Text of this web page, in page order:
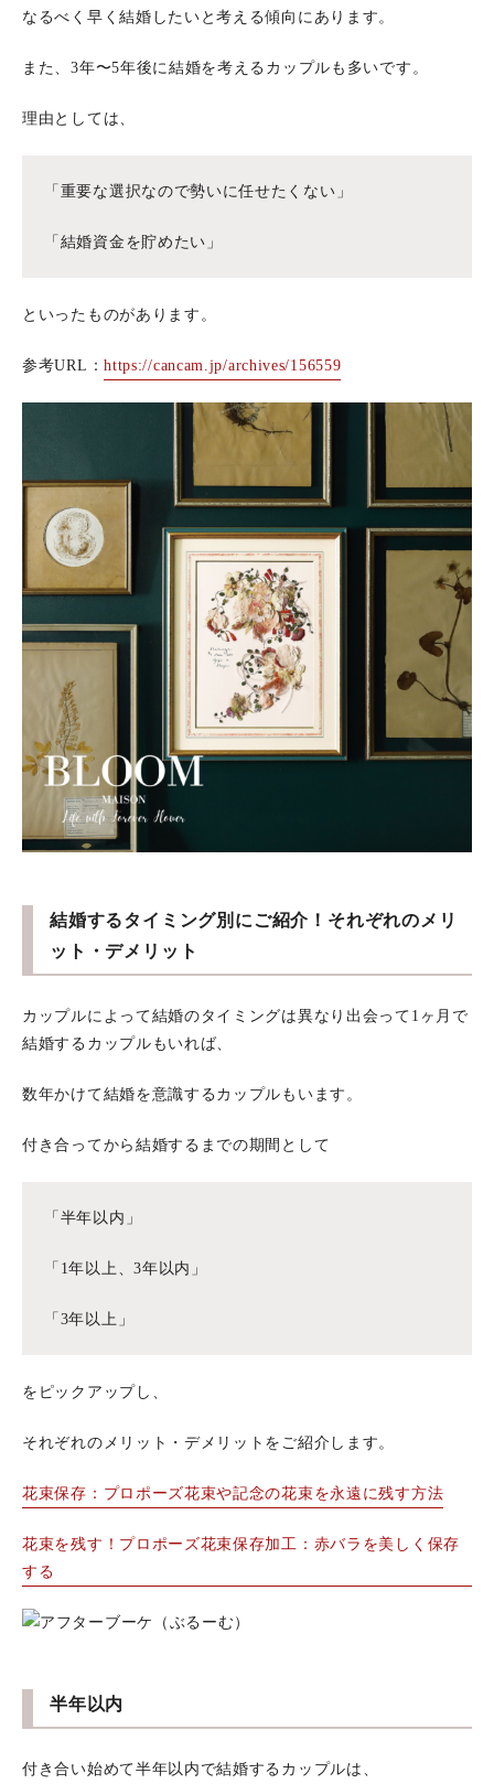
なるべく早く結婚したいと考える傾向にあります。
また、3年〜5年後に結婚を考えるカップルも多いです。
理由としては、
「重要な選択なので勢いに任せたくない」
「結婚資金を貯めたい」
といったものがあります。
参考URL：https://cancam.jp/archives/156559
結婚するタイミング別にご紹介！それぞれのメリ
ット・デメリット
カップルによって結婚のタイミングは異なり出会って1ヶ月で
結婚するカップルもいれば、
数年かけて結婚を意識するカップルもいます。
付き合ってから結婚するまでの期間として
「半年以内」
「1年以上、3年以内」
「3年以上」
をピックアップし、
それぞれのメリット・デメリットをご紹介します。
花束保存：プロポーズ花束や記念の花束を永遠に残す方法
花束を残す！プロポーズ花束保存加工：赤バラを美しく保存
する
半年以内
付き合い始めて半年以内で結婚するカップルは、